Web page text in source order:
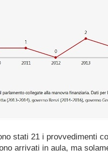
stati 21 i provvedimenti
arrivati in aula, ma